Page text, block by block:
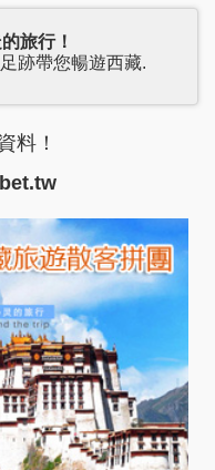
旅行！
跡帶您暢遊西藏.
料！